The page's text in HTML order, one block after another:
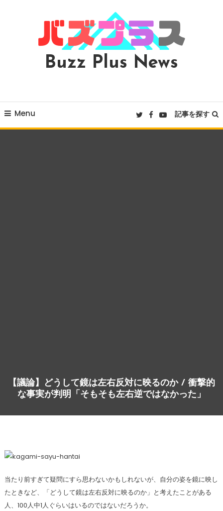
Buzz Plus News
Menu 記事を探す
【議論】どうして鏡は左右反対に映るのか / 衝撃的
な事実が判明「そもそも左右逆ではなかった」
2022年10月24日
anotherwriter
【議論】どうして鏡は左右反対に映るのか /
当たり前すぎて疑問にすら思わないかもしれないが、自分の姿を鏡に映し
たときなど、「どうして鏡は左右反対に映るのか」と考えたことがある
人、100人中1人ぐらいはいるのではないだろうか。